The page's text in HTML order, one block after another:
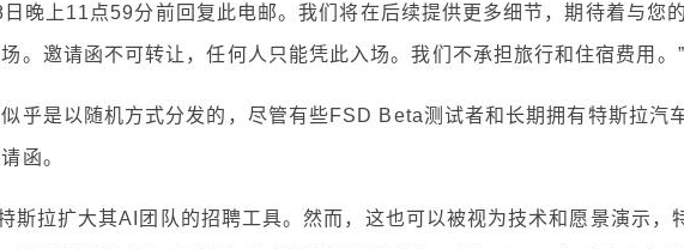
上11点59分前回复此电邮。我们将在后续提供更多细节，期待着与您
。邀请函不可转让，任何人只能凭此入场。我们不承担旅行和住宿费用。”
是以随机方式分发的，尽管有些FSD Beta测试者和长期拥有特斯拉汽
函。
拉扩大其AI团队的招聘工具。然而，这也可以被视为技术和愿景演示，